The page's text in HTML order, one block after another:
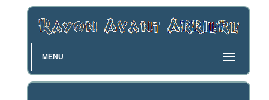
MENU